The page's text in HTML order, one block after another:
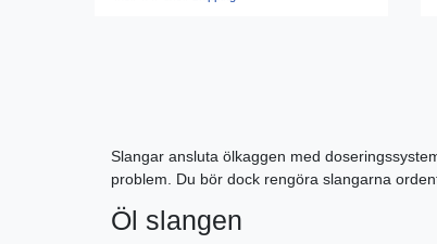
Slangar ansluta ölkaggen med
problem. Du bör dock rengöra slangarna
Öl slangen